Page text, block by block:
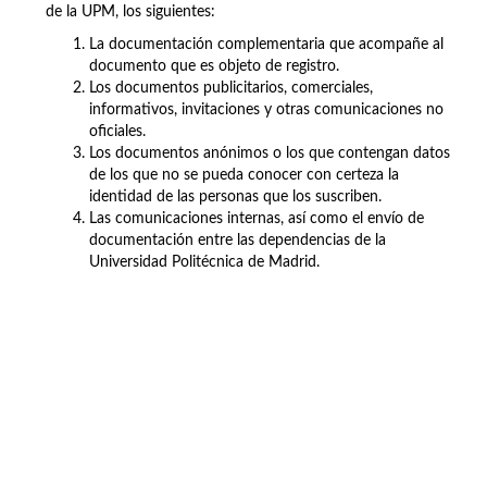
de la UPM, los siguientes:
La documentación complementaria que acompañe al
documento que es objeto de registro.
Los documentos publicitarios, comerciales,
informativos, invitaciones y otras comunicaciones no
oficiales.
Los documentos anónimos o los que contengan datos
de los que no se pueda conocer con certeza la
identidad de las personas que los suscriben.
Las comunicaciones internas, así como el envío de
documentación entre las dependencias de la
Universidad Politécnica de Madrid.